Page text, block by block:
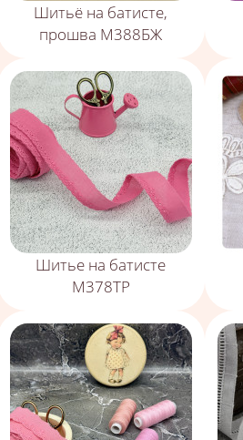
Шитьё на батисте,
прошва М388БЖ
Шитье на батисте
М378ТР